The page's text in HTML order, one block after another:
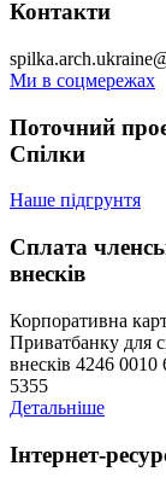
Контакти
Ми в соцмережах
Поточний
Спілки
Наше підгрунтя
Сплата
внесків
Корпоративна
Приватбанку для
внесків 4246 0010
5355
Детальніше
Інтернет-